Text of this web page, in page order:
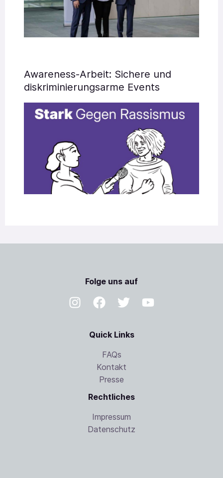
Awareness-Arbeit: Sichere und
diskriminierungsarme Events
Folge uns auf
Quick Links
FAQs
Kontakt
Presse
Rechtliches
Impressum
Datenschutz